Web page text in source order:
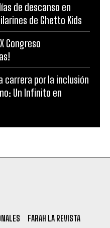
de descanso en
de Ghetto Kids
Congreso
carrera por la inclusión
Un Infinito en
FARAH LA REVISTA